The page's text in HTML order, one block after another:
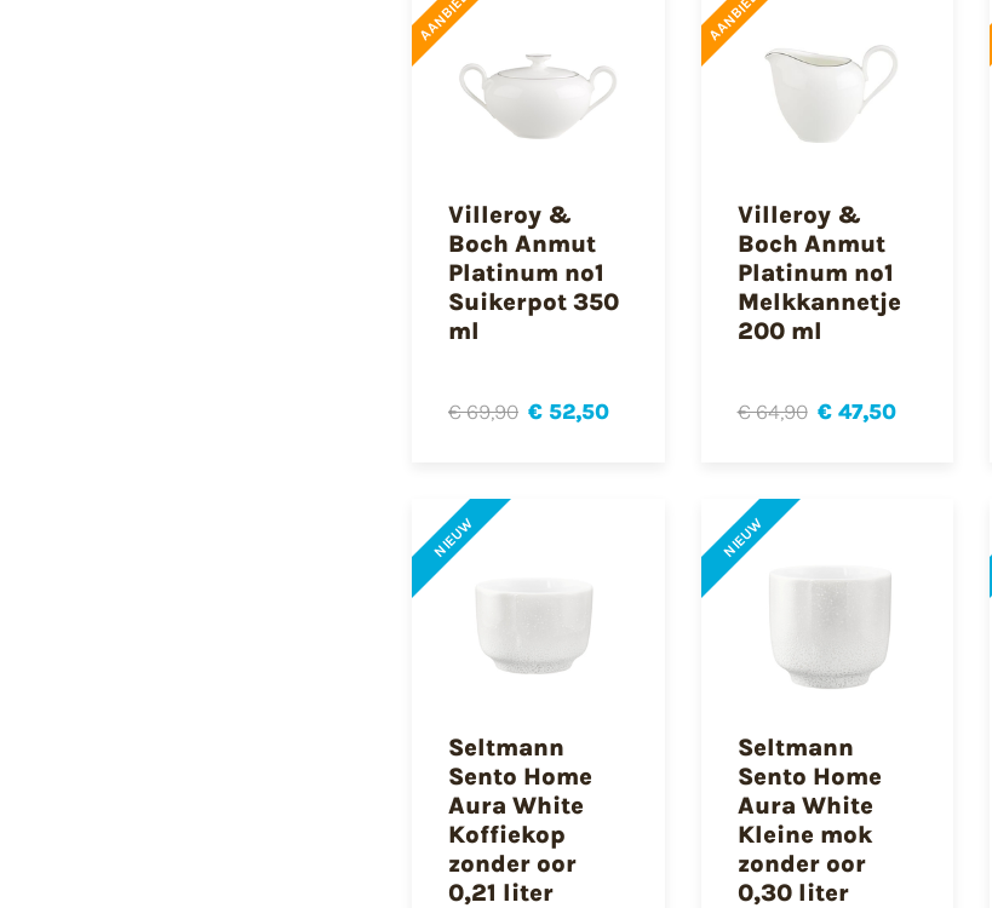
Villeroy &
Boch Anmut
Platinum no1
Suikerpot 350
ml
€ 69,90 € 52,50
Villeroy &
Boch Anmut
Platinum no1
Melkkannetje
200 ml
€ 64,90 € 47,50
NIEUW
Seltmann
Sento Home
Aura White
Koffiekop
zonder oor
0,21 liter
NIEUW
Seltmann
Sento Home
Aura White
Kleine mok
zonder oor
0,30 liter